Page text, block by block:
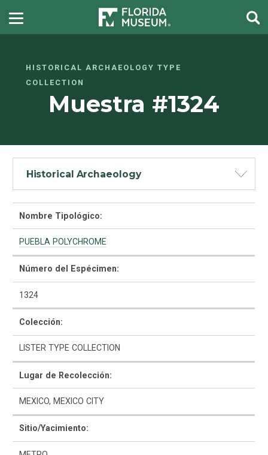
HISTORICAL ARCHAEOLOGY TYPE
COLLECTION
Muestra #1324
Historical Archaeology
Como Utilizar
Lista Tipológica
Navegar y Buscar
Nombre Tipológico:
PUEBLA POLYCHROME
Número del Espécimen:
1324
Colección:
LISTER TYPE COLLECTION
Lugar de Recolección:
MEXICO, MEXICO CITY
Sitio/Yacimiento: